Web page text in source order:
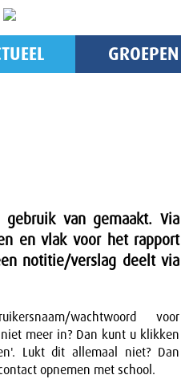
GROEPEN
van gemaakt. Via
en vlak voor het rapport
notitie/verslag deelt via
wachtwoord voor
meer in? Dan kunt u klikken
Lukt dit allemaal niet? Dan
opnemen met school.